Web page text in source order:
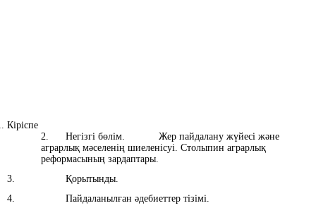
Кіріспе
2. Негізгі бөлім. Жер пайдалану жүйесі және
аграрлық мәселенің шиеленісуі. Столыпин аграрлық
реформасының зардаптары.
3. Қорытынды.
4. Пайдаланылған әдебиеттер тізімі.